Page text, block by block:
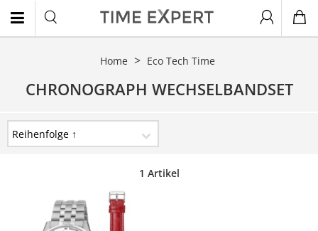
Home Eco Tech Time
CHRONOGRAPH WECHSELBANDSET
1 Artikel